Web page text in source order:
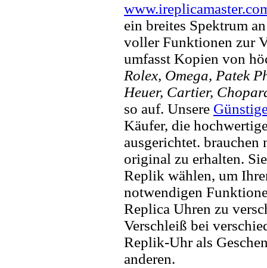
ein breites Spektrum
voller Funktionen zur
umfasst Kopien von
Rolex, Omega, Patek
Heuer, Cartier,
so auf. Unsere
Käufer, die
ausgerichtet. brauchen
original zu erhalten.
Replik wählen, um
notwendigen
Replica Uhren zu
Verschleiß bei
Replik-Uhr als
anderen.